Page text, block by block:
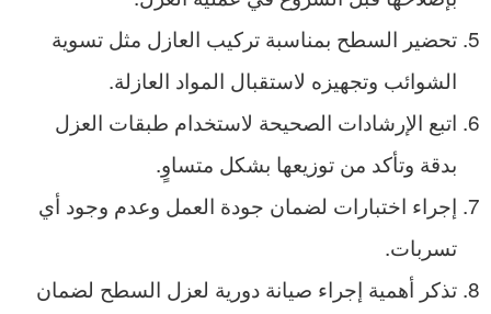
تحضير السطح بمناسبة تركيب العازل مثل تسوية
الشوائب وتجهيزه لاستقبال المواد العازلة.
اتبع الإرشادات الصحيحة لاستخدام طبقات العزل
بدقة وتأكد من توزيعها بشكل متساوٍ.
إجراء اختبارات لضمان جودة العمل وعدم وجود أي
تسربات.
تذكر أهمية إجراء صيانة دورية لعزل السطح لضمان